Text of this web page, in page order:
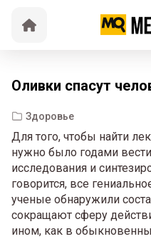
Оливки спасут
Здоровье
Для того, чтобы найти
нужно было годами
исследования и
говорится, все
ученые обнаружили
сокращают сферу
ином, как в